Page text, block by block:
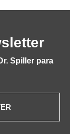
Spiller para